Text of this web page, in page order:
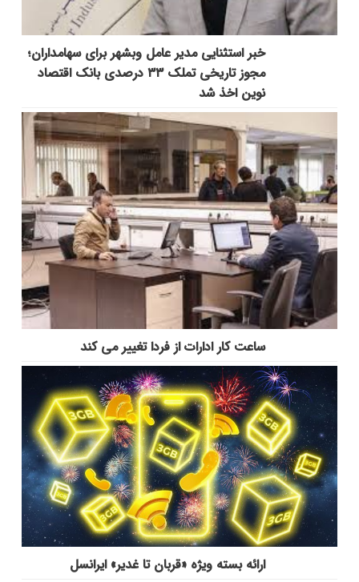
خبر استثنایی مدیر عامل وبشهر برای سهامداران؛
مجوز تاریخی تملک ۳۳ درصدی بانک اقتصاد
نوین اخذ شد
ساعت کار ادارات از فردا تغییر می کند
ارائه بسته ویژه «قربان تا غدیر» ایرانسل